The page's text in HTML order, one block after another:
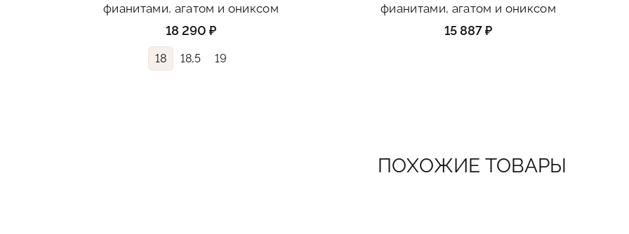
фианитами, агатом и ониксом
18 290 ₽
18 18,5 19
фианитами, агатом и ониксом
15 887 ₽
ПОХОЖИЕ ТОВАРЫ